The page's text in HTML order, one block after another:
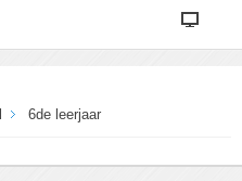
6de leerjaar